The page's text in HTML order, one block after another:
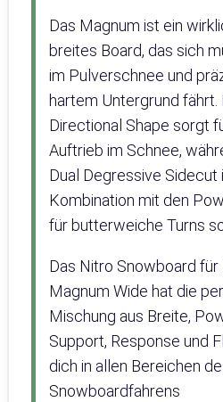
Das Magnum ist ein
breites Board, das sich
im Pulverschnee und
hartem Untergrund fährt.
Directional Shape sorgt
Auftrieb im Schnee,
Dual Degressive Sidecut
Kombination mit den
für butterweiche Turns
Das Nitro Snowboard für
Magnum Wide hat die
Mischung aus Breite,
Support, Response und
dich in allen Bereichen
Snowboardfahrens